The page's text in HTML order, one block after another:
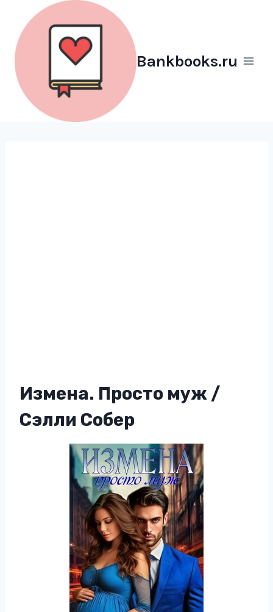
Перейти
содержимому
Bankbooks.ru
Измена. Просто муж /
Сэлли Собер